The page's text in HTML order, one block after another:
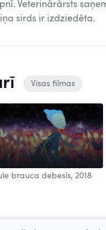
Veterinārārsts
sirds ir izdziedēta.
Visas filmas
brauca debesīs, 2018